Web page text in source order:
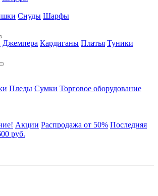
Снуды Шарфы
Джемпера Кардиганы Платья Туники
Пледы Сумки Торговое оборудование
Акции Распродажа от 50% Последняя
руб.